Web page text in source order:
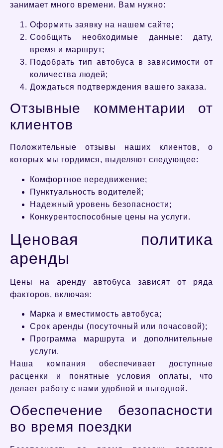
занимает много времени. Вам нужно:
Оформить заявку на нашем сайте;
Сообщить необходимые данные: дату,
время и маршрут;
Подобрать тип автобуса в зависимости от
количества людей;
Дождаться подтверждения вашего заказа.
Отзывные комментарии от
клиентов
Положительные отзывы наших клиентов, о
которых мы гордимся, выделяют следующее:
Комфортное передвижение;
Пунктуальность водителей;
Надежный уровень безопасности;
Конкурентоспособные цены на услуги.
Ценовая политика
аренды
Цены на аренду автобуса зависят от ряда
факторов, включая:
Марка и вместимость автобуса;
Срок аренды (посуточный или почасовой);
Программа маршрута и дополнительные
услуги.
Наша компания обеспечивает доступные
расценки и понятные условия оплаты, что
делает работу с нами удобной и выгодной.
Обеспечение безопасности
во время поездки